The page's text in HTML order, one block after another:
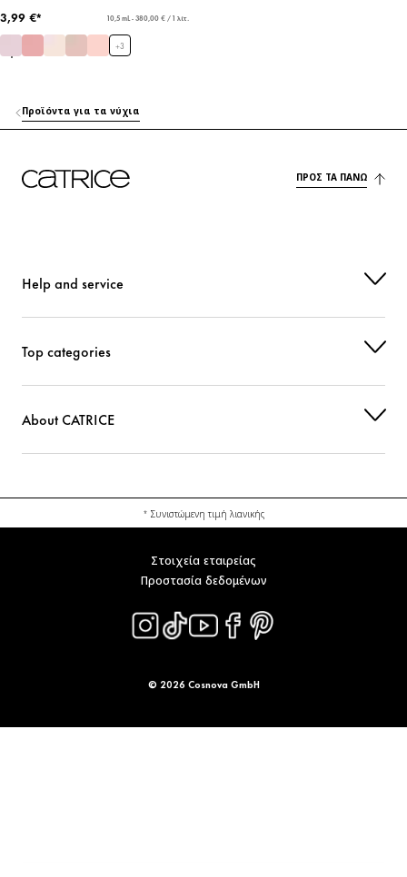
3,99 €*
10,5 mL - 380,00 € / 1 λίτ.
+3
Προϊόντα για τα νύχια
ΠΡΟΣ ΤΑ ΠΆΝΩ
Help and service
Top categories
About CATRICE
* Συνιστώμενη τιμή λιανικής
Στοιχεία εταιρείας
Προστασία δεδομένων
© 2026 Cosnova GmbH